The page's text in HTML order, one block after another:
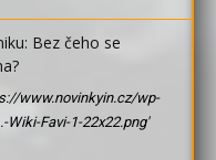
Bez čeho se
www.novinkyin.cz/wp-
Favi-1-22x22.png'